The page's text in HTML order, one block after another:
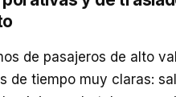
de pasajeros de alto
de tiempo muy claras: